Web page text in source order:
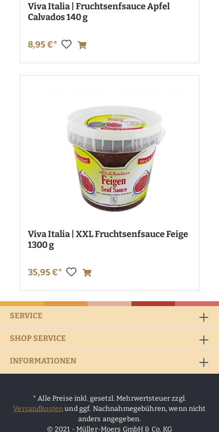
Viva Italia | Fruchtsenfsauce Apfel
Calvados 140 g
8,95 €*
Viva Italia | XXL Fruchtsenfsauce Feige
1300 g
35,95 €*
SERVICE
SHOP SERVICE
INFORMATIONEN
* Alle Preise inkl. gesetzl. Mehrwertsteuer zzgl.
Versandkostenund ggf. Nachnahmegebühren, wenn nicht
anders angegeben.
© 2021 - Müller-Moers GmbH & Co. KG